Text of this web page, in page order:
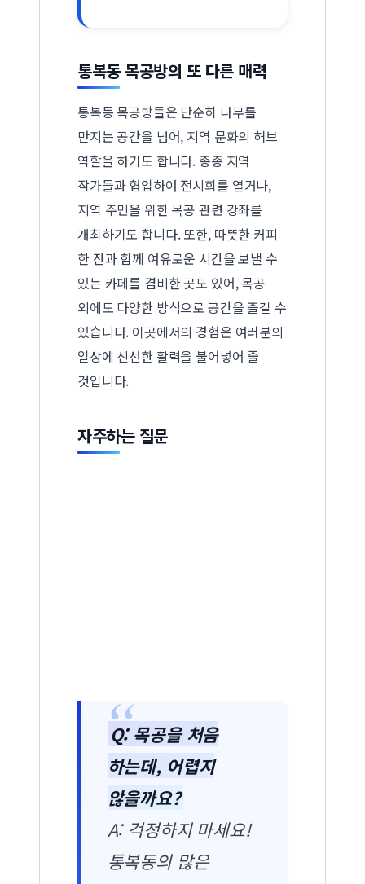
통복동 목공방의 또 다른 매력
통복동 목공방들은 단순히 나무를
만지는 공간을 넘어, 지역 문화의 허브
역할을 하기도 합니다. 종종 지역
작가들과 협업하여 전시회를 열거나,
지역 주민을 위한 목공 관련 강좌를
개최하기도 합니다. 또한, 따뜻한 커피
한 잔과 함께 여유로운 시간을 보낼 수
있는 카페를 겸비한 곳도 있어, 목공
외에도 다양한 방식으로 공간을 즐길 수
있습니다. 이곳에서의 경험은 여러분의
일상에 신선한 활력을 불어넣어 줄
것입니다.
자주하는 질문
Q: 목공을 처음
하는데, 어렵지
않을까요?
A: 걱정하지 마세요!
통복동의 많은